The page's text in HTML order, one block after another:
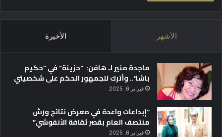
الأشهر الأخيرة
ماجدة منير لـ هافن: “حزينة” في “حكيم
باشا”.. وأترك للجمهور الحكم على شخصيتي
فبراير 6, 2025
“إبداعات واعدة في معرض نتائج ورش
منتصف العام بقصر ثقافة الأنفوشي”
فبراير 6, 2025